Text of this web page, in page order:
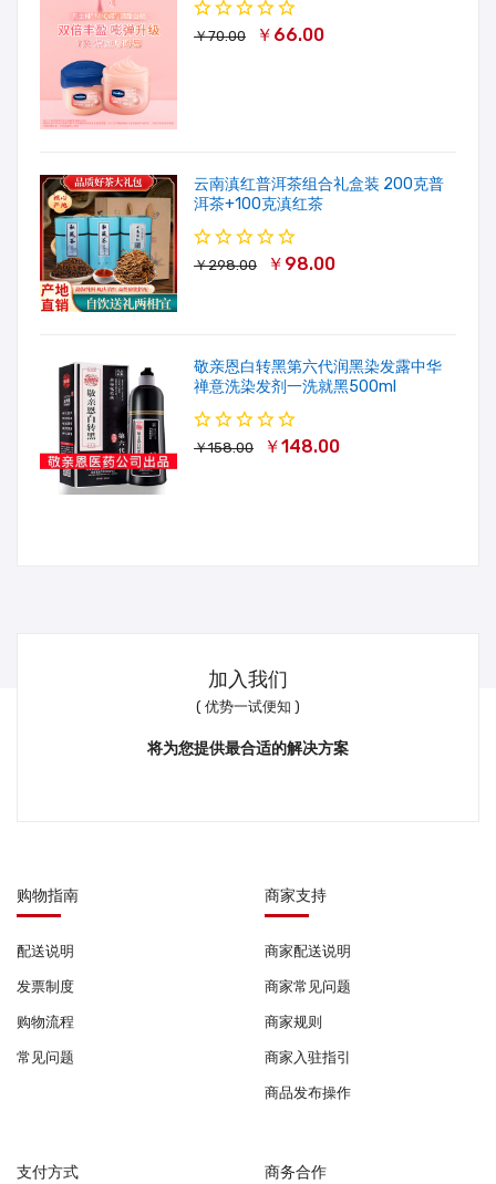
￥70.00 ￥66.00
云南滇红普洱茶组合礼盒装 200克普
洱茶+100克滇红茶
￥298.00 ￥98.00
敬亲恩白转黑第六代润黑染发露中华
禅意洗染发剂一洗就黑500ml
￥158.00 ￥148.00
加入我们
( 优势一试便知 )
将为您提供最合适的解决方案
购物指南
配送说明
发票制度
购物流程
常见问题
商家支持
商家配送说明
商家常见问题
商家规则
商家入驻指引
商品发布操作
支付方式 商务合作